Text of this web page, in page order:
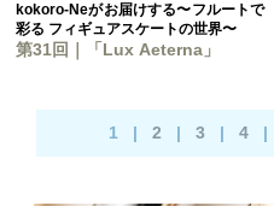
kokoro-Neがお届けする〜フルートで
彩る フィギュアスケートの世界〜
第31回｜「Lux Aeterna」
1| 2 | 3 | 4|